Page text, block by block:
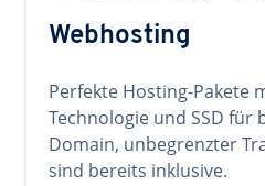
Webhosting
Perfekte Hosting-Pakete
Technologie und SSD für
Domain, unbegrenzter
sind bereits inklusive.